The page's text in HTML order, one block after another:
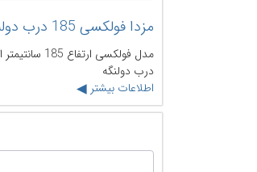
مزدا فولکسی 185 درب دولنگه
مدل فولکسی ارتفاع 185 سانتیمتر از کف
درب دولنگه
اطلاعات بیشتر